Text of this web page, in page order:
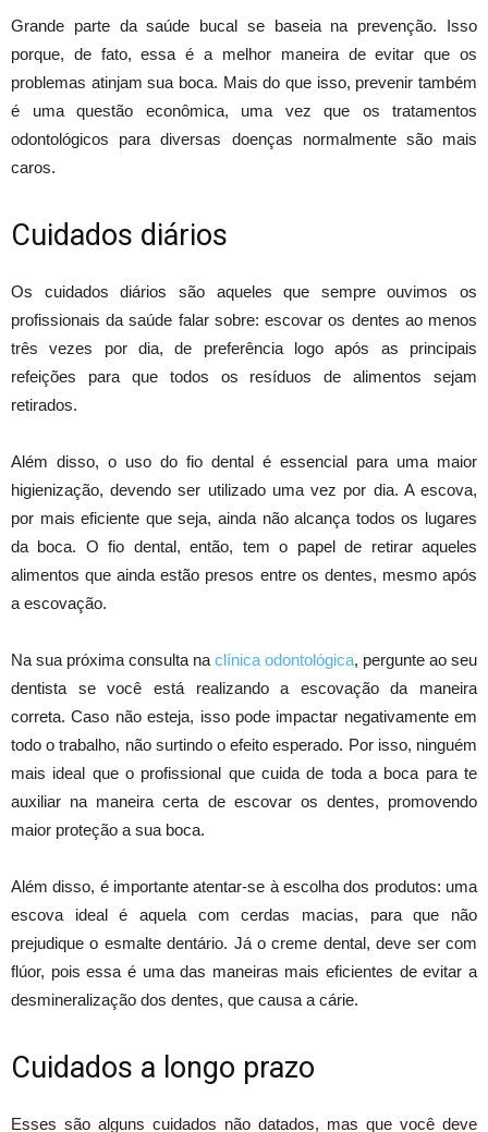
Grande parte da saúde bucal se baseia na prevenção. Isso
porque, de fato, essa é a melhor maneira de evitar que os
problemas atinjam sua boca. Mais do que isso, prevenir também
é uma questão econômica, uma vez que os tratamentos
odontológicos para diversas doenças normalmente são mais
caros.
Cuidados diários
Os cuidados diários são aqueles que sempre ouvimos os
profissionais da saúde falar sobre: escovar os dentes ao menos
três vezes por dia, de preferência logo após as principais
refeições para que todos os resíduos de alimentos sejam
retirados.
Além disso, o uso do fio dental é essencial para uma maior
higienização, devendo ser utilizado uma vez por dia. A escova,
por mais eficiente que seja, ainda não alcança todos os lugares
da boca. O fio dental, então, tem o papel de retirar aqueles
alimentos que ainda estão presos entre os dentes, mesmo após
a escovação.
Na sua próxima consulta na clínica odontológica, pergunte ao seu
dentista se você está realizando a escovação da maneira
correta. Caso não esteja, isso pode impactar negativamente em
todo o trabalho, não surtindo o efeito esperado. Por isso, ninguém
mais ideal que o profissional que cuida de toda a boca para te
auxiliar na maneira certa de escovar os dentes, promovendo
maior proteção a sua boca.
Além disso, é importante atentar-se à escolha dos produtos: uma
escova ideal é aquela com cerdas macias, para que não
prejudique o esmalte dentário. Já o creme dental, deve ser com
flúor, pois essa é uma das maneiras mais eficientes de evitar a
desmineralização dos dentes, que causa a cárie.
Cuidados a longo prazo
Esses são alguns cuidados não datados, mas que você deve